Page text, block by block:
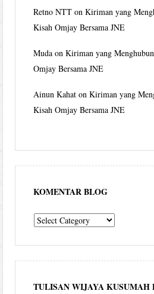
Retno NTT onKiriman yang
Kisah Omjay Bersama JNE
Muda onKiriman yang
Omjay Bersama JNE
Ainun Kahat onKiriman yang
Kisah Omjay Bersama JNE
KOMENTAR BLOG
komentar
TULISAN WIJAYA